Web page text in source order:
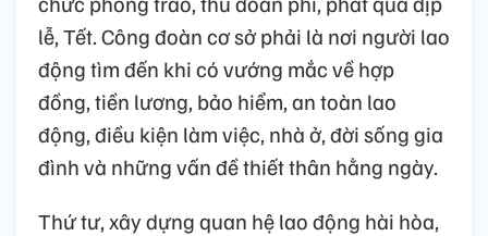
lễ, Tết. Công đoàn cơ sở phải là nơi người lao
động tìm đến khi có vướng mắc về hợp
đồng, tiền lương, bảo hiểm, an toàn lao
động, điều kiện làm việc, nhà ở, đời sống gia
đình và những vấn đề thiết thân hằng ngày.
Thứ tư, xây dựng quan hệ lao động hài hòa,